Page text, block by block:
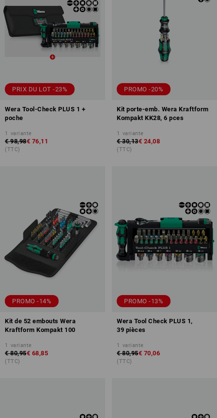
PRIX DU LOT -23%
Wera Tool-Check PLUS 1 +
poche
1 variante
€ 98,98€ 76,11
(TTC)
PROMO -20%
Kit porte-emb. Wera Kraftform
Kompakt KK28, 6 pces
1 variante
€ 30,13€ 24,08
(TTC)
PROMO -14%
Kit de 52 embouts Wera
Kraftform Kompakt 100
1 variante
€ 80,95€ 68,85
(TTC)
PROMO -13%
Wera Tool Check PLUS 1,
39 pièces
1 variante
€ 80,95€ 70,06
(TTC)